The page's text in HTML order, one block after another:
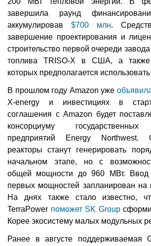
завершила раунд
аккумулировав $700 млн.
завершение проектирования и
строительство первой очереди
топлива TRISO-X в США, а
которых предполагается
В прошлом году Amazon уже
X-energy и инвестициях в
соглашения с Amazon будет
консорциуму государственных
предприятий Energy Northwest.
реакторы станут генерировать
начальном этапе, но с
общей мощности до 960 МВт. Ввод
первых мощностей запланирован на
На днях также стало известно,
TerraPower поможет SK Group
Корее экосистему малых модульных
Ранее в августе поддерживаемая